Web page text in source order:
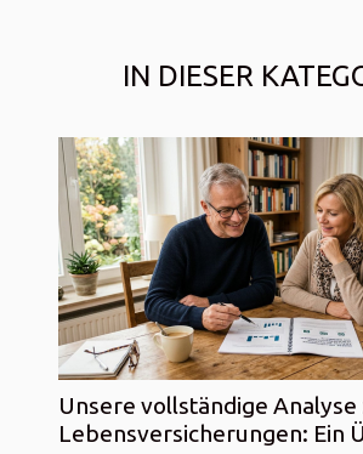
IN DIESER
Unsere vollständige Analyse
Lebensversicherungen: Ein